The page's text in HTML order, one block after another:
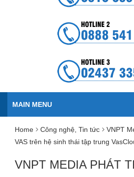
MAIN MENU
Home Công nghệ Tin tức
VNPT
VAS trên hệ sinh thái tập trung
VNPT MEDIA PHÁT